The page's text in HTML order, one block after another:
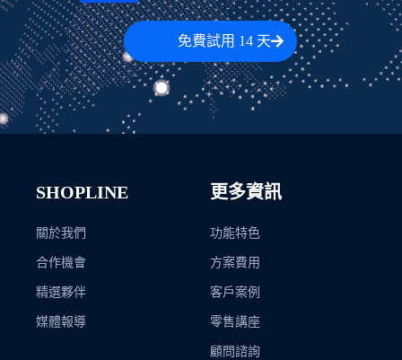
免費試用 14 天
SHOPLINE
關於我們
合作機會
精選夥伴
媒體報導
更多資訊
功能特色
方案費用
客戶案例
零售講座
顧問諮詢